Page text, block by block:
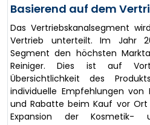
Basierend auf dem
Das Vertriebskanalsegment
Vertrieb unterteilt. Im Jahr
Segment den höchsten
Reiniger. Dies ist auf
Übersichtlichkeit des
individuelle Empfehlungen von
und Rabatte beim Kauf vor Ort
Expansion der Kosmetik-